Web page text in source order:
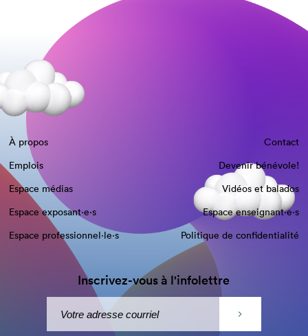
À propos
Contact
Emplois
Devenir bénévole!
Espace médias
Vidéos et balados
Espace exposant·e⋅s
Espace enseignant·e⋅s
Espace professionnel·le⋅s
Politique de confidentialité
Inscrivez-vous à l'infolettre